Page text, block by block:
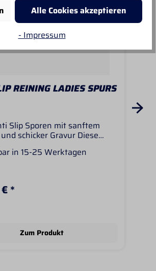
REINING LADIES SPURS
Slip Sporen mit sanftem
schicker Gravur Diese
damit der Sporen nicht
3,2cmSchenkelweite: ca
Das Rädchen lässt sich
in 15-25 Werktagen
*
Zum Produkt
Alle Cookies akzeptieren
- Impressum